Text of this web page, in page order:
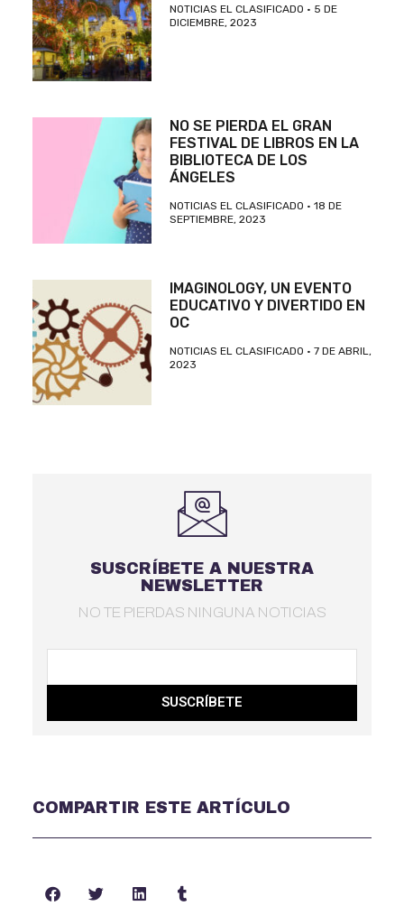
NOTICIAS EL CLASIFICADO
5 DE
DICIEMBRE, 2023
NO SE PIERDA EL GRAN
FESTIVAL DE LIBROS EN LA
BIBLIOTECA DE LOS
ÁNGELES
NOTICIAS EL CLASIFICADO
18 DE
SEPTIEMBRE, 2023
IMAGINOLOGY, UN EVENTO
EDUCATIVO Y DIVERTIDO EN
OC
NOTICIAS EL CLASIFICADO
7 DE ABRIL,
2023
SUSCRÍBETE A NUESTRA
NEWSLETTER
NO TE PIERDAS NINGUNA NOTICIAS
SUSCRÍBETE
COMPARTIR ESTE ARTÍCULO